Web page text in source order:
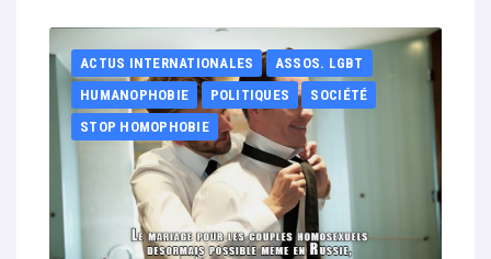
ACTUS INTERNATIONALES
ASSOS. LGBT
HUMANOPHOBIE
POLITIQUES
SOCIÉTÉ
STOP HOMOPHOBIE